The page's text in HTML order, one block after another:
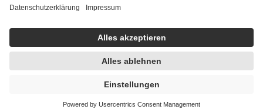
getroffen, um sicherzustellen, dass es sich um echte Bewertungen
https://help.etrusted.com/hc/de/articles/4419944605341
Einige Bilder und Inhalte wurden unter Zuhilfenahme künstlicher